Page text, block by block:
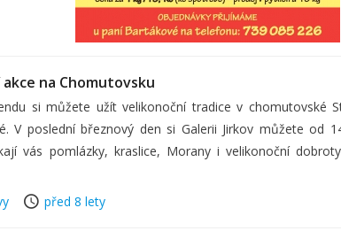
na Chomutovsku
si můžete užít velikonoční tradice v chomutovské
V poslední březnový den si Galerii Jirkov můžete
vás pomlázky, kraslice, Morany i velikonoční
před 8 lety